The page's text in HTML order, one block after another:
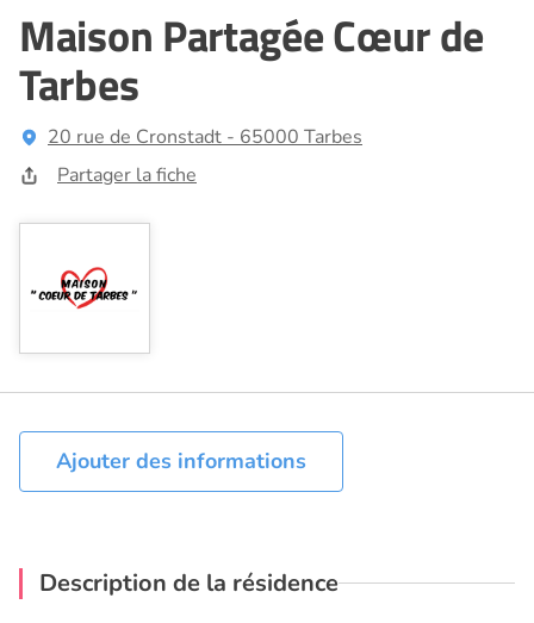
Maison Partagée Cœur de
Tarbes
20 rue de Cronstadt - 65000 Tarbes
Partager la fiche
Ajouter des informations
Description de la résidence